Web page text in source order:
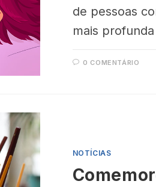
de pessoas
mais
0 COMENTÁRIO
NOTÍCIAS